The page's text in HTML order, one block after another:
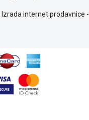
Izrada internet prodavnice -